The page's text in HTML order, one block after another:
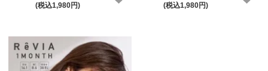
(税込1,980円)
(税込1,980円)